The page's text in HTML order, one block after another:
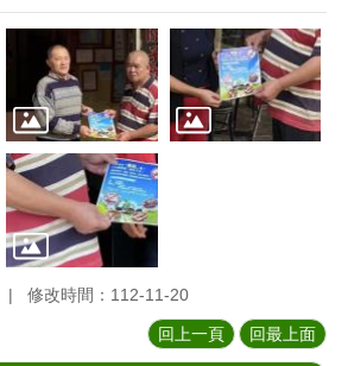
修改時間：112-11-20
回上一頁 回最上面